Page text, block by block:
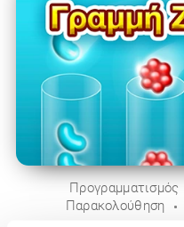
Προγραμματισμός
Παρακολούθηση